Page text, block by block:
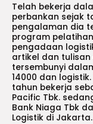
Telah bekerja
perbankan sejak
pengalaman dia
program
pengadaan
artikel dan tulisan
tersembunyi
14000 dan
tahun bekerja
Pacific Tbk.
Bank Niaga Tbk
Logistik di Jakarta.